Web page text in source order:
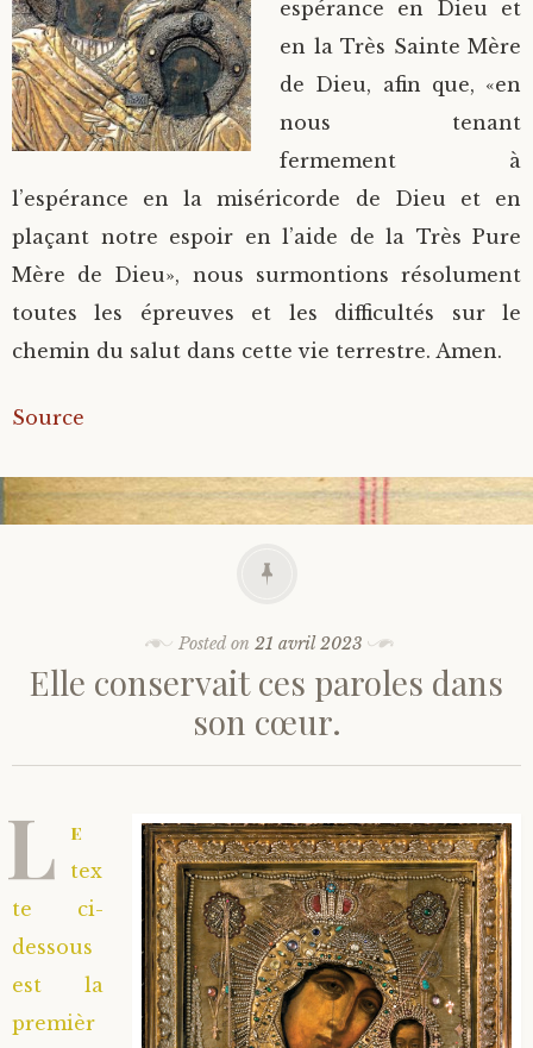
espérance en Dieu et
en la Très Sainte Mère
de Dieu, afin que, «en
nous tenant
fermement à
l’espérance en la miséricorde de Dieu et en
plaçant notre espoir en l’aide de la Très Pure
Mère de Dieu», nous surmontions résolument
toutes les épreuves et les difficultés sur le
chemin du salut dans cette vie terrestre. Amen.
Source
Posted on 21 avril 2023
Elle conservait ces paroles dans
son cœur.
L e
tex
te ci-
dessous
est la
premièr